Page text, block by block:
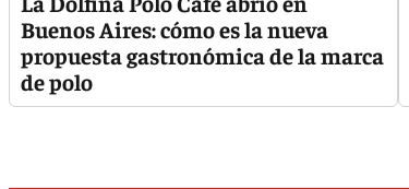
Buenos Aires: cómo es la nueva
propuesta gastronómica de la marca
de polo